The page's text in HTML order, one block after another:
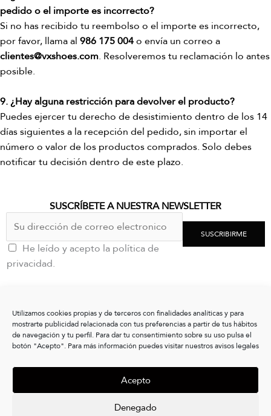
Utilizamos cookies propias y de terceros con finalidades analíticas y para
mostrarte publicidad relacionada con tus preferencias a partir de tus hábitos
de navegación y tu perfil. Para dar tu consentimiento sobre su uso pulsa el
botón "Acepto". Para más información puedes visitar nuestros avisos legales
Acepto
Denegado
pedido o el importe es incorrecto?
Si no has recibido tu reembolso o el importe es incorrecto,
por favor, llama al 986 175 004o envía un correo a
clientes@vxshoes.com. Resolveremos tu reclamación lo antes
posible.
9. ¿Hay alguna restricción para devolver el producto?
Puedes ejercer tu derecho de desistimiento dentro de los 14
días siguientes a la recepción del pedido, sin importar el
número o valor de los productos comprados. Solo debes
notificar tu decisión dentro de este plazo.
SUSCRÍBETE A NUESTRA NEWSLETTER
He leído y acepto la política de
privacidad.
SUSCRIBIRME
clientes@vxshoes.com
+34 986175004